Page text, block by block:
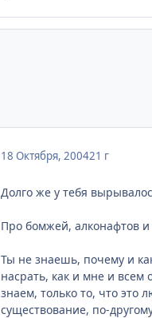
18 Октября, 200421 г
Долго же у тебя
Про бомжей, алконафтов
Ты не знаешь, почему и
насрать, как и мне и
знаем, только то, что
существование, по-